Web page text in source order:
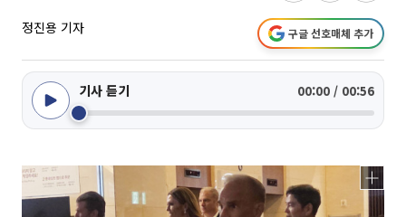
정진용 기자 구글 선호매체 추가
기사 듣기 00:00 / 00:56